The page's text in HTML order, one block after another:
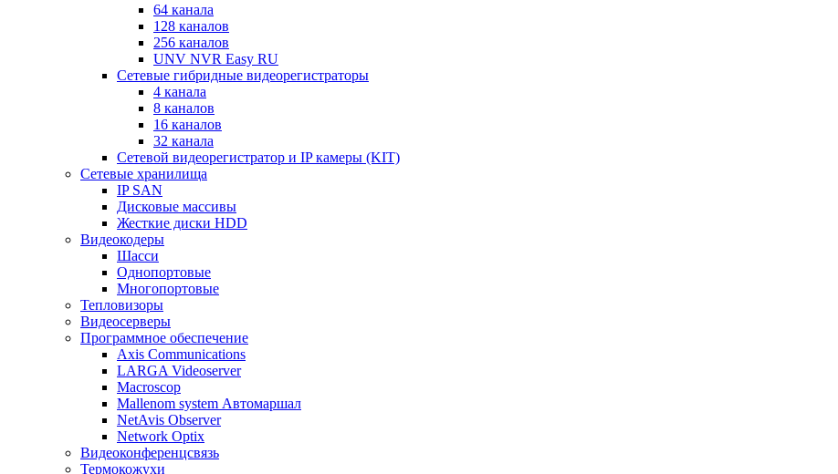
64 канала
128 каналов
256 каналов
UNV NVR Easy RU
Сетевые гибридные видеорегистраторы
4 канала
8 каналов
16 каналов
32 канала
Сетевой видеорегистратор и IP камеры (KIT)
Сетевые хранилища
IP SAN
Дисковые массивы
Жесткие диски HDD
Видеокодеры
Шасси
Однопортовые
Многопортовые
Тепловизоры
Видеосерверы
Программное обеспечение
Axis Communications
LARGA Videoserver
Macroscop
Mallenom system Автомаршал
NetAvis Observer
Network Optix
Видеоконференцсвязь
Термокожухи